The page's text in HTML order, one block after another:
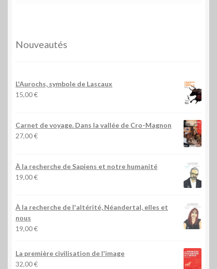
Nouveautés
L'Aurochs, symbole de Lascaux
15,00€
Carnet de voyage. Dans la vallée de Cro-Magnon
27,00€
À la recherche de Sapiens et notre humanité
19,00€
À la recherche de l'altérité, Néandertal, elles et
nous
19,00€
La première civilisation de l'image
32,00€